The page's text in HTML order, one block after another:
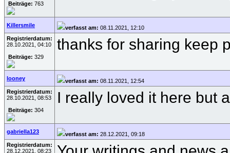
Beiträge: 763
Killersmile verfasst am: 08.11.2021, 12:10
Registrierdatum:
28.10.2021, 04:10
Beiträge: 329
thanks for sharing keep
looney verfasst am: 08.11.2021, 12:54
Registrierdatum:
28.10.2021, 08:53
Beiträge: 304
I really loved it here but
gabriella123 verfasst am: 28.12.2021, 09:18
Registrierdatum:
28.12.2021, 08:23